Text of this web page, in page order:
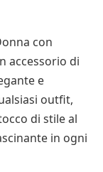
con
accessorio di
e
outfit,
di stile al
in ogni